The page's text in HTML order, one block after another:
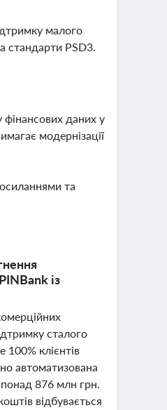
малого
стандарти PSD3.
фінансових даних у
модернізації
та
із
сталого
клієнтів
автоматизована
876 млн грн.
відбувається